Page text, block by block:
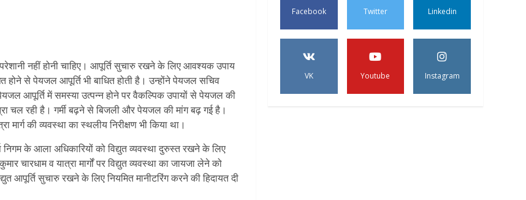
नहीं होनी चाहिए। आपूर्ति सुचारु रखने के लिए आवश्यक उपाय
होने से पेयजल आपूर्ति भी बाधित होती है। उन्होंने पेयजल सचिव
आपूर्ति में समस्या उत्पन्न होने पर वैकल्पिक उपायों से पेयजल की
चल रही है। गर्मी बढ़ने से बिजली और पेयजल की मांग बढ़ गई है।
मार्ग की व्यवस्था का स्थलीय निरीक्षण भी किया था।
निगम के आला अधिकारियों को विद्युत व्यवस्था दुरुस्त रखने के लिए
चारधाम व यात्रा मार्गों पर विद्युत व्यवस्था का जायजा लेने को
आपूर्ति सुचारु रखने के लिए नियमित मानीटरिंग करने की हिदायत दी
Facebook Twitter Linkedin
VK Youtube Instagram